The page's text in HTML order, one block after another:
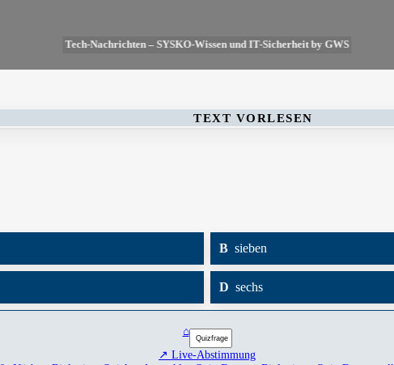
Tech-Nachrichten – SYSKO-Wissen und IT-Sicherheit by GWS
TEXT VORLESEN
B sieben
D sechs
⌂
↗ Live-Abstimmung